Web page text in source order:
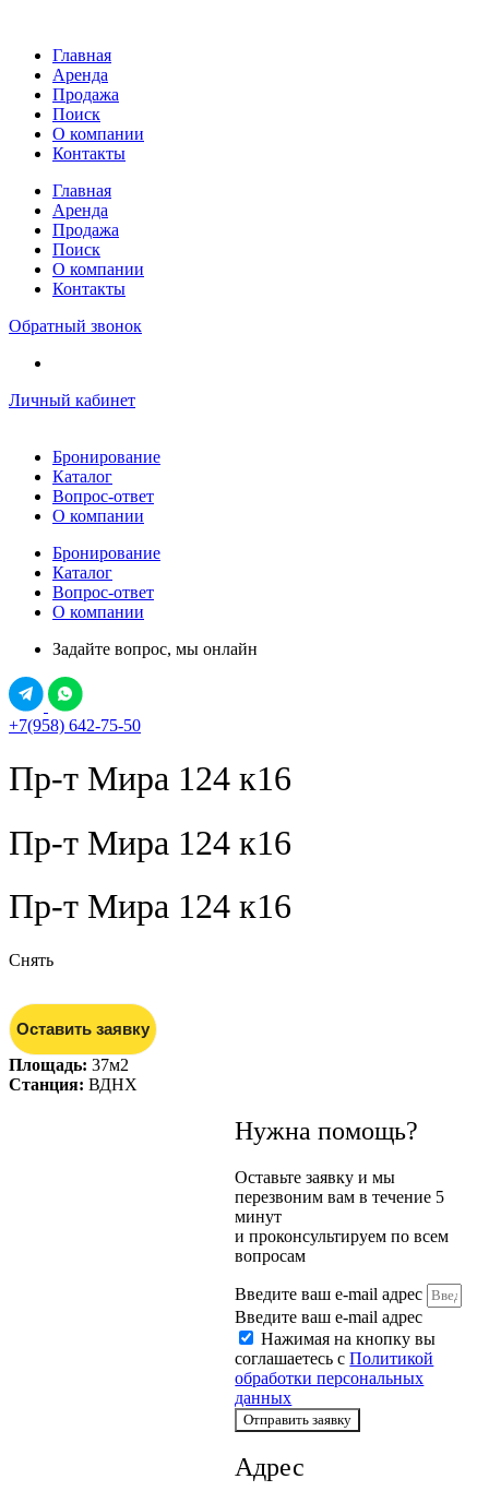
содержимому
Главная
Аренда
Продажа
Поиск
О компании
Контакты
Главная
Аренда
Продажа
Поиск
О компании
Контакты
Обратный звонок
Личный кабинет
Бронирование
Каталог
Вопрос-ответ
О компании
Бронирование
Каталог
Вопрос-ответ
О компании
Задайте вопрос, мы онлайн
+7(958) 642-75-50
Пр-т Мира 124 к16
Пр-т Мира 124 к16
Пр-т Мира 124 к16
Снять
Оставить заявку
Площадь: 37м2
Станция: ВДНХ
Нужна помощь?
Оставьте заявку и мы
перезвоним вам в течение 5
минут
и проконсультируем по всем
вопросам
Введите ваш e-mail адрес
Введите ваш e-mail адрес
Нажимая на кнопку вы
соглашаетесь сПолитикой
обработки персональных
данных
Отправить заявку
Адрес